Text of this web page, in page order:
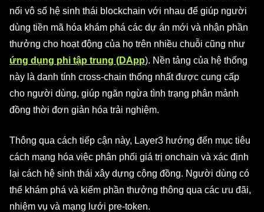
nối vô số hệ sinh thái blockchain với nhau để giúp người
dùng tiền mã hóa khám phá các dự án mới và nhận phần
thưởng cho hoạt động của họ trên nhiều chuỗi cũng như
ứng dụng phi tập trung (DApp). Nền tảng của hệ thống
này là danh tính cross-chain thống nhất được cung cấp
cho người dùng, giúp ngăn ngừa tình trạng phân mảnh
đồng thời đơn giản hóa trải nghiệm.
Thông qua cách tiếp cận này, Layer3 hướng đến mục tiêu
cách mạng hóa việc phân phối giá trị onchain và xác định
lại cách hệ sinh thái xây dựng cộng đồng. Người dùng có
thể khám phá và kiếm phần thưởng thông qua các ưu đãi,
nhiệm vụ và mạng lưới pre-token.